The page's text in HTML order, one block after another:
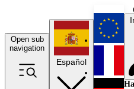
Open sub
navigation
Español